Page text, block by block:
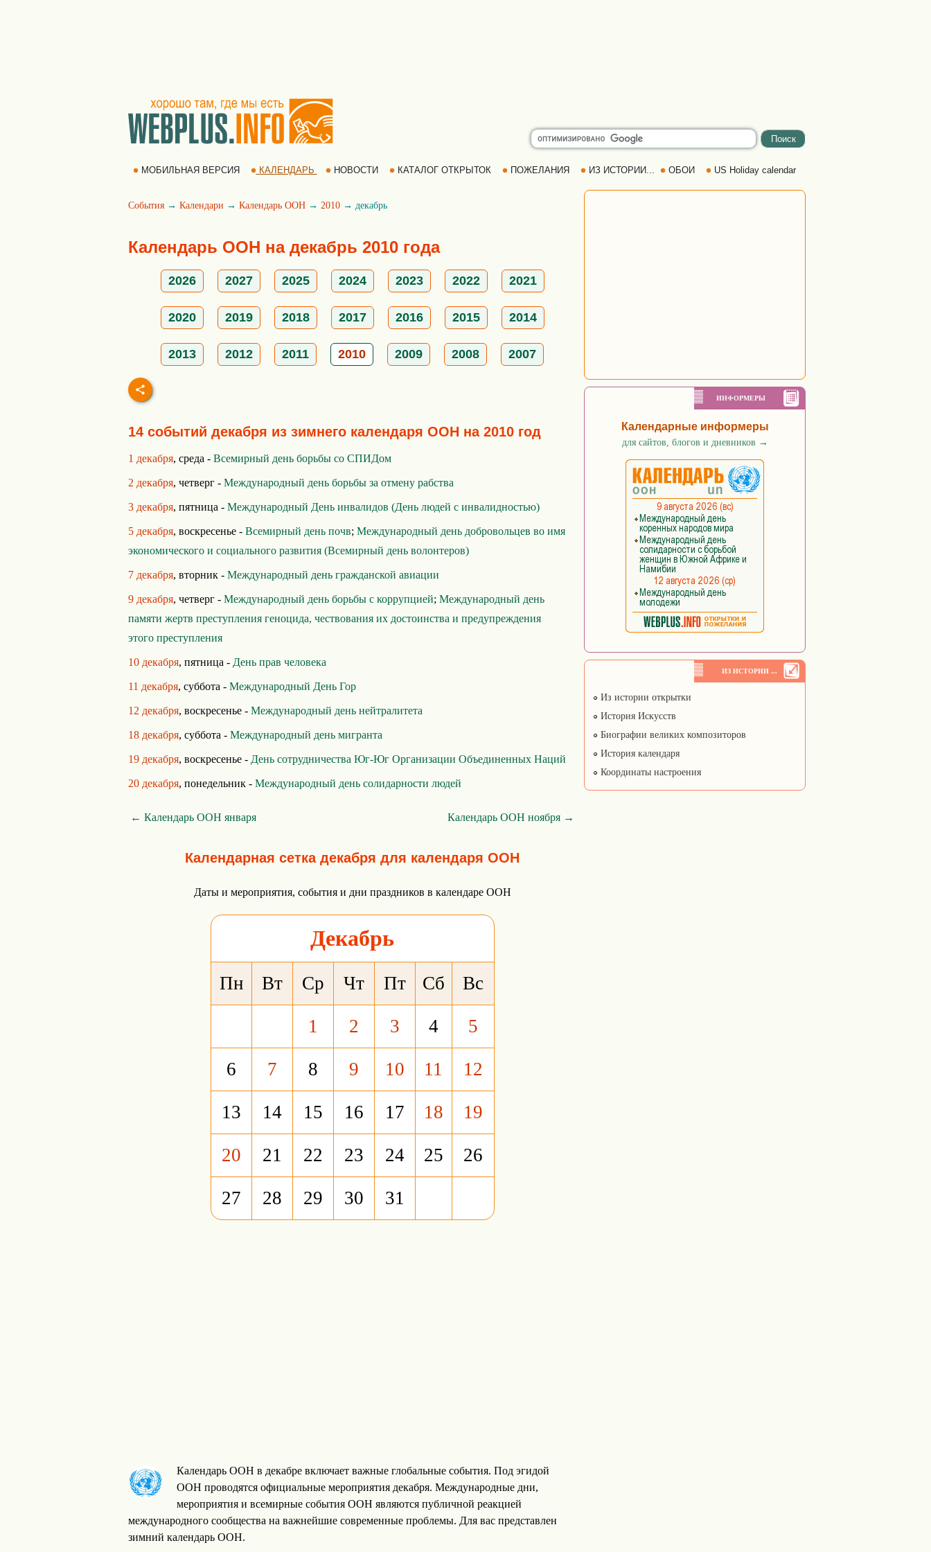
МОБИЛЬНАЯ ВЕРСИЯ КАЛЕНДАРЬ НОВОСТИ КАТАЛОГ ОТКРЫТОК ПОЖЕЛАНИЯ ИЗ ИСТОРИИ... ОБОИ US Holiday calendar
События → Календари → Календарь ООН → 2010 → декабрь
Календарь ООН на декабрь 2010 года
2026 2027 2025 2024 2023 2022 2021
2020 2019 2018 2017 2016 2015 2014
2013 2012 2011 2010 2009 2008 2007
14 событий декабря из зимнего календаря ООН на 2010 год
1 декабря, среда - Всемирный день борьбы со СПИДом
2 декабря, четверг - Международный день борьбы за отмену рабства
3 декабря, пятница - Международный День инвалидов (День людей с инвалидностью)
5 декабря, воскресенье - Всемирный день почв; Международный день добровольцев во имя
экономического и социального развития (Всемирный день волонтеров)
7 декабря, вторник - Международный день гражданской авиации
9 декабря, четверг - Международный день борьбы с коррупцией; Международный день
памяти жертв преступления геноцида, чествования их достоинства и предупреждения
этого преступления
10 декабря, пятница - День прав человека
11 декабря, суббота - Международный День Гор
12 декабря, воскресенье - Международный день нейтралитета
18 декабря, суббота - Международный день мигранта
19 декабря, воскресенье - День сотрудничества Юг-Юг Организации Объединенных Наций
20 декабря, понедельник - Международный день солидарности людей
← Календарь ООН января Календарь ООН ноября →
Календарная сетка декабря для календаря ООН
Даты и мероприятия, события и дни праздников в календаре ООН
Декабрь
Пн Вт Ср Чт Пт Сб Вс
1 2 3 4 5
6 7 8 9 10 11 12
13 14 15 16 17 18 19
20 21 22 23 24 25 26
27 28 29 30 31
Календарь ООН в декабре включает важные глобальные события. Под эгидой
ООН проводятся официальные мероприятия декабря. Международные дни,
мероприятия и всемирные события ООН являются публичной реакцией
международного сообщества на важнейшие современные проблемы. Для вас представлен
зимний календарь ООН.
ИНФОРМЕРЫ
Календарные информеры
для сайтов, блогов и дневников →
ИЗ ИСТОРИИ ...
Из истории открытки
История Искусств
Биографии великих композиторов
История календаря
Координаты настроения